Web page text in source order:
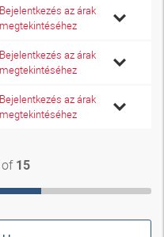
Bejelentkezés az árak
megtekintéséhez
Bejelentkezés az árak
megtekintéséhez
Bejelentkezés az árak
megtekintéséhez
15